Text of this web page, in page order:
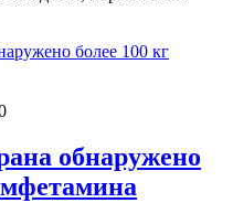
обнаружено